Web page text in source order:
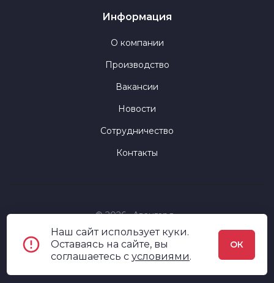
Информация
О компании
Производство
Вакансии
Новости
Сотрудничество
Контакты
© 2026 «Авангард»
Политика конфиденциальности
Пользовательское соглашение
Наш сайт использует куки.
Оставаясь на сайте, вы
соглашаетесь cусловиями.
ОК